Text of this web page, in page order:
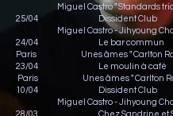
Miguel Castro "
25/04
Dissident
Miguel Castro - Jihyoung
24/04
Le bar
Paris Unes âmes " Carlton
23/04
Le moulin
Paris Unes âmes " Carlton
10/04
Dissident
Miguel Castro - Jihyoung
28/03 Chez Sandrine